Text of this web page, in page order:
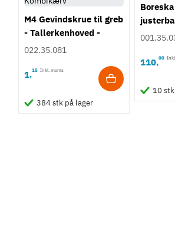
M4 Gevindskrue til greb
- Tallerkenhoved -
Krydskærv
022.35.081
1,15 Inkl. moms
384 stk på lager
110,00
10